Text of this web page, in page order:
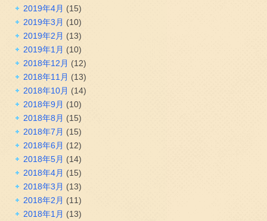
2019年4月 (15)
2019年3月 (10)
2019年2月 (13)
2019年1月 (10)
2018年12月 (12)
2018年11月 (13)
2018年10月 (14)
2018年9月 (10)
2018年8月 (15)
2018年7月 (15)
2018年6月 (12)
2018年5月 (14)
2018年4月 (15)
2018年3月 (13)
2018年2月 (11)
2018年1月 (13)